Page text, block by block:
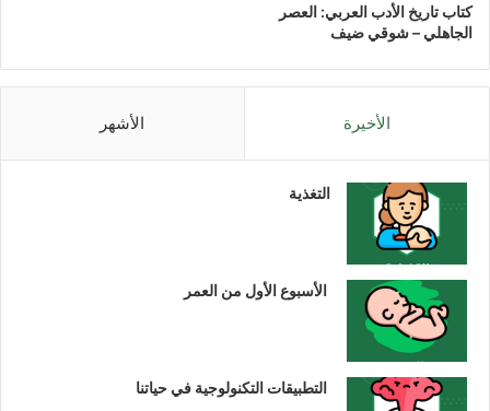
كتاب تاريخ الأدب العربي: العصر
الجاهلي – شوقي ضيف
الأخيرة الأشهر
التغذية
الأسبوع الأول من العمر
التطبيقات التكنولوجية في حياتنا